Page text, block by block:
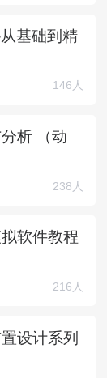
基础到精
146人
析 （动
238人
软件教程
216人
设计系列